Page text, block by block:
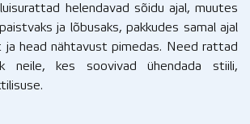
helendavad sõidu ajal, muutes
ja lõbusaks, pakkudes samal ajal
ja head nähtavust pimedas. Need rattad
neile, kes soovivad ühendada stiili,